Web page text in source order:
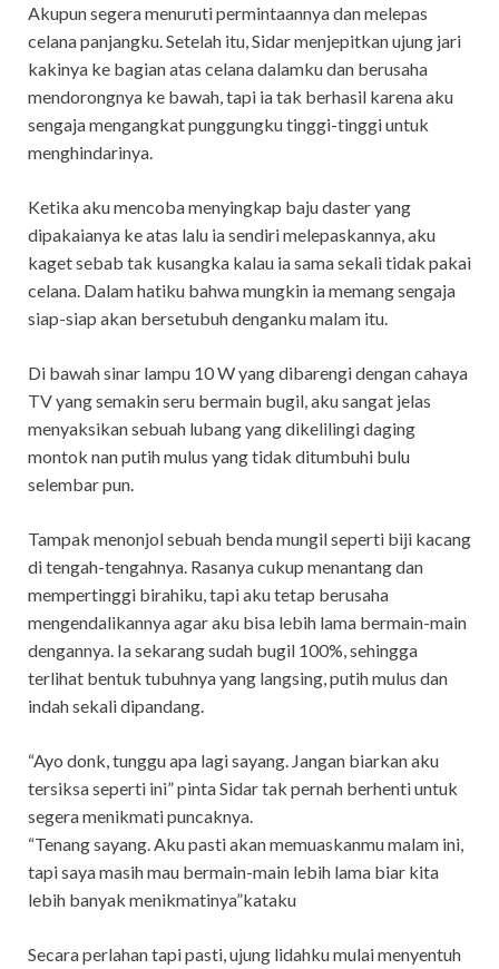
Akupun segera menuruti permintaannya dan melepas
celana panjangku. Setelah itu, Sidar menjepitkan ujung jari
kakinya ke bagian atas celana dalamku dan berusaha
mendorongnya ke bawah, tapi ia tak berhasil karena aku
sengaja mengangkat punggungku tinggi-tinggi untuk
menghindarinya.
Ketika aku mencoba menyingkap baju daster yang
dipakaianya ke atas lalu ia sendiri melepaskannya, aku
kaget sebab tak kusangka kalau ia sama sekali tidak pakai
celana. Dalam hatiku bahwa mungkin ia memang sengaja
siap-siap akan bersetubuh denganku malam itu.
Di bawah sinar lampu 10 W yang dibarengi dengan cahaya
TV yang semakin seru bermain bugil, aku sangat jelas
menyaksikan sebuah lubang yang dikelilingi daging
montok nan putih mulus yang tidak ditumbuhi bulu
selembar pun.
Tampak menonjol sebuah benda mungil seperti biji kacang
di tengah-tengahnya. Rasanya cukup menantang dan
mempertinggi birahiku, tapi aku tetap berusaha
mengendalikannya agar aku bisa lebih lama bermain-main
dengannya. Ia sekarang sudah bugil 100%, sehingga
terlihat bentuk tubuhnya yang langsing, putih mulus dan
indah sekali dipandang.
“Ayo donk, tunggu apa lagi sayang. Jangan biarkan aku
tersiksa seperti ini” pinta Sidar tak pernah berhenti untuk
segera menikmati puncaknya.
“Tenang sayang. Aku pasti akan memuaskanmu malam ini,
tapi saya masih mau bermain-main lebih lama biar kita
lebih banyak menikmatinya”kataku
Secara perlahan tapi pasti, ujung lidahku mulai menyentuh